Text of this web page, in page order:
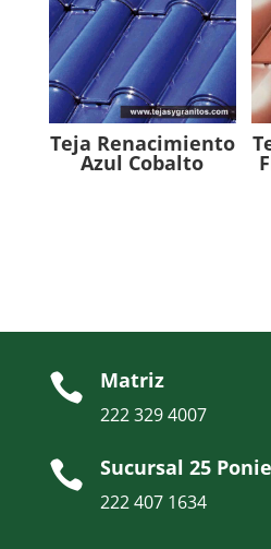
Teja Renacimiento
Azul Cobalto
 Matriz
222 329 4007
 Sucursal 25
222 407 1634